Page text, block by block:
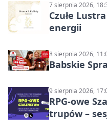
7 sierpnia 2026,
Czułe
energii
8 sierpnia 2026,
Babskie
9 sierpnia 2026,
RPG-owe
trupów –